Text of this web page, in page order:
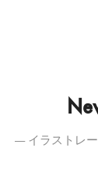
― イラストレ